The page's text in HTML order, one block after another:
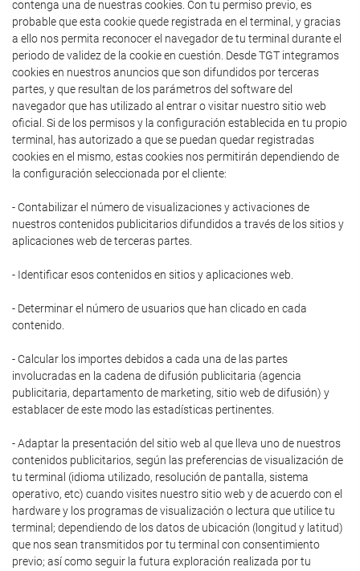
contenga una de nuestras cookies. Con tu permiso previo, es
probable que esta cookie quede registrada en el terminal, y gracias
a ello nos permita reconocer el navegador de tu terminal durante el
periodo de validez de la cookie en cuestión. Desde TGT integramos
cookies en nuestros anuncios que son difundidos por terceras
partes, y que resultan de los parámetros del software del
navegador que has utilizado al entrar o visitar nuestro sitio web
oficial. Si de los permisos y la configuración establecida en tu propio
terminal, has autorizado a que se puedan quedar registradas
cookies en el mismo, estas cookies nos permitirán dependiendo de
la configuración seleccionada por el cliente:
- Contabilizar el número de visualizaciones y activaciones de
nuestros contenidos publicitarios difundidos a través de los sitios y
aplicaciones web de terceras partes.
- Identificar esos contenidos en sitios y aplicaciones web.
- Determinar el número de usuarios que han clicado en cada
contenido.
- Calcular los importes debidos a cada una de las partes
involucradas en la cadena de difusión publicitaria (agencia
publicitaria, departamento de marketing, sitio web de difusión) y
establacer de este modo las estadísticas pertinentes.
- Adaptar la presentación del sitio web al que lleva uno de nuestros
contenidos publicitarios, según las preferencias de visualización de
tu terminal (idioma utilizado, resolución de pantalla, sistema
operativo, etc) cuando visites nuestro sitio web y de acuerdo con el
hardware y los programas de visualización o lectura que utilice tu
terminal; dependiendo de los datos de ubicación (longitud y latitud)
que nos sean transmitidos por tu terminal con consentimiento
previo; así como seguir la futura exploración realizada por tu